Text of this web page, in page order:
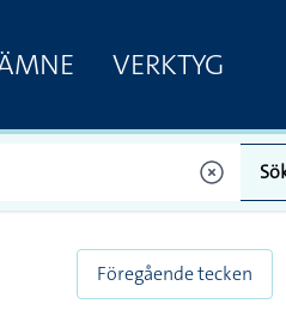
VERKTYG
Föregående tecken